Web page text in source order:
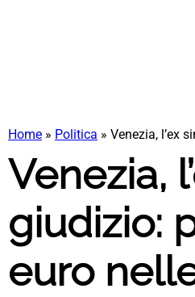
Home » Politica » Venezia, l’ex
Venezia,
giudizio:
euro